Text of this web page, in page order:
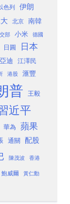
色列 伊朗
北京
南韓
部 小米 德國
日圓 日本
迪 江澤民
港股 滙豐
普 王毅
近平
華為 蘋果
通關 配股
陳茂波 香港
鮑威爾 黃仁勳